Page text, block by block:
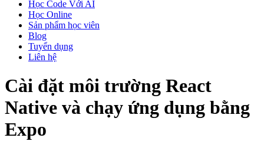
Học Code Với AI
Học Online
Sản phẩm học viên
Blog
Tuyển dụng
Liên hệ
Cài đặt môi trường React
Native và chạy ứng dụng bằng
Expo